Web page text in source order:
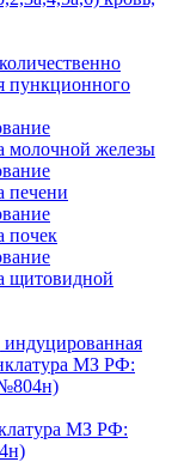
пункционного
молочной железы
печени
почек
щитовидной
МЗ РФ:
МЗ РФ: